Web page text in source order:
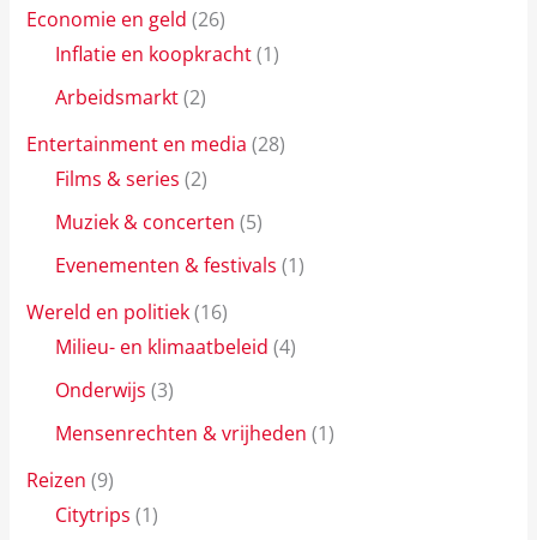
Economie en geld (26)
Inflatie en koopkracht(1)
Arbeidsmarkt(2)
Entertainment en media (28)
Films & series (2)
Muziek & concerten (5)
Evenementen & festivals (1)
Wereld en politiek(16)
Milieu- en klimaatbeleid (4)
Onderwijs (3)
Mensenrechten & vrijheden (1)
Reizen (9)
Citytrips (1)